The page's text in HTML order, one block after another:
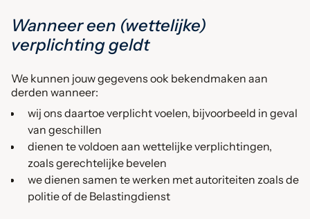
Wanneer een (wettelijke)
verplichting geldt
We kunnen jouw gegevens ook bekendmaken aan
derden wanneer:
wij ons daartoe verplicht voelen, bijvoorbeeld in geval
van geschillen
dienen te voldoen aan wettelijke verplichtingen,
zoals gerechtelijke bevelen
we dienen samen te werken met autoriteiten zoals de
politie of de Belastingdienst